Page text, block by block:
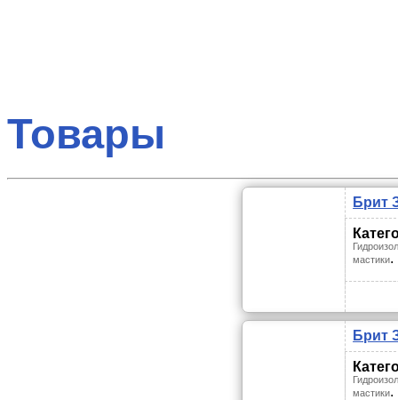
Товары
Брит
мастики.
Брит
мастики.